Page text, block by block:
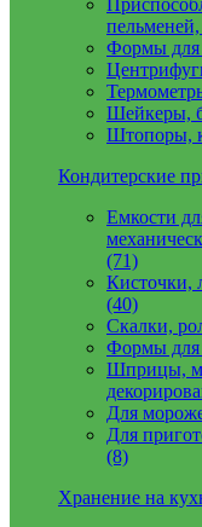
Формы для
Шейкеры,
Штопоры,
Кондитерские
Емкости
(71)
Кисточки,
(40)
Скалки,
Формы для
Шприцы,
Для
Для
(8)
Хранение на